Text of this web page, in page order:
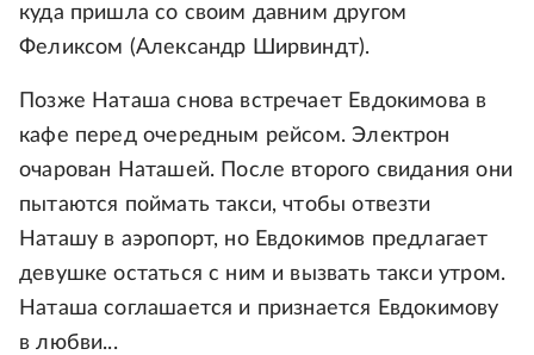
куда пришла со своим давним другом
Феликсом (Александр Ширвиндт).
Позже Наташа снова встречает Евдокимова в
кафе перед очередным рейсом. Электрон
очарован Наташей. После второго свидания они
пытаются поймать такси, чтобы отвезти
Наташу в аэропорт, но Евдокимов предлагает
девушке остаться с ним и вызвать такси утром.
Наташа соглашается и признается Евдокимову
в любви...